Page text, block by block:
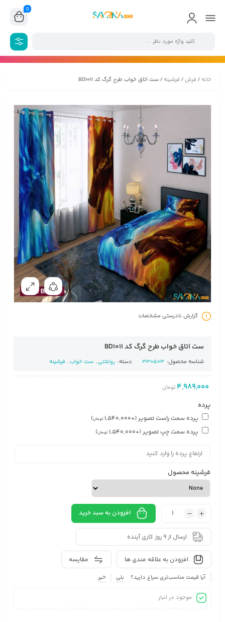
0
خانه/ فرش/ فرشینه/ ست اتاق خواب طرح گرگ کد BD1011
گزارش نادرستی مشخصات
ست اتاق خواب طرح گرگ کد BD1011
شناسه محصول: 330503 دسته: روتختی, ست خواب, فرشینه
4,989,000 تومان
پرده
پرده سمت راست تصویر(+
1,540,000 تومان)
پرده سمت چپ تصویر(+
1,540,000 تومان)
فرشینه محصول
افزودن به سبد خرید
ارسال از 9 روز کاری آینده
مقایسه افزودن به علاقه مندی ها
آیا قیمت مناسب‌تری سراغ دارید؟ بلی خیر
موجود در انبار